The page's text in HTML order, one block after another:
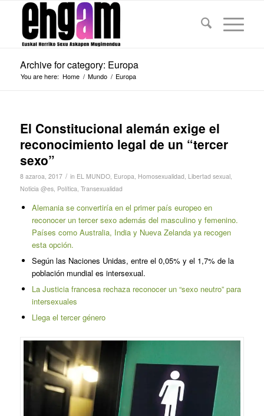
Archive for category: Europa
You are here: Home / Mundo / Europa
El Constitucional alemán exige el
reconocimiento legal de un “tercer
sexo”
8 azaroa, 2017 / in EL MUNDO, Europa, Homosexualidad, Libertad sexual,
Noticia @es, Política, Transexualidad
Alemania se convertiría en el primer país europeo en
reconocer un tercer sexo además del masculino y femenino.
Países como Australia, India y Nueva Zelanda ya recogen
esta opción.
Según las Naciones Unidas, entre el 0,05% y el 1,7% de la
población mundial es intersexual.
La Justicia francesa rechaza reconocer un “sexo neutro” para
intersexuales
Llega el tercer género